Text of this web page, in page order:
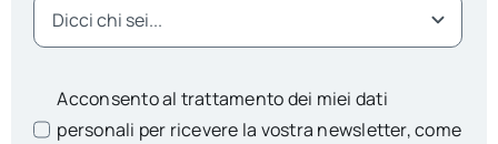
Acconsento al trattamento dei miei dati
personali per ricevere la vostra newsletter, come